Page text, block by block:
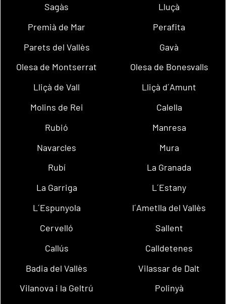
Sagàs
Lluçà
Premià de Mar
Perafita
Parets del Vallès
Gavà
Olesa de Montserrat
Olesa de Bonesvalls
Lliçà de Vall
Lliçà d´Amunt
Molins de Rei
Calella
Rubió
Manresa
Navarcles
Mura
Rubí
La Granada
La Garriga
L´Estany
L´Espunyola
l´Ametlla del Vallès
Cervelló
Sallent
Callús
Calldetenes
Badia del Vallès
Vilassar de Dalt
Vilanova i la Geltrú
Polinyà